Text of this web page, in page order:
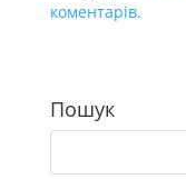
коментарів.
Пошук